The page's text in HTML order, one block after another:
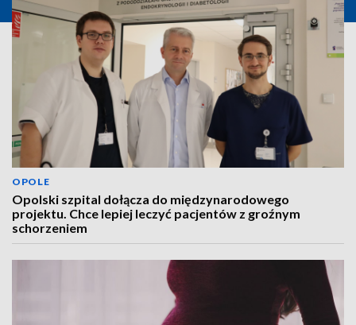
OPOLE
Opolski szpital dołącza do międzynarodowego
projektu. Chce lepiej leczyć pacjentów z groźnym
schorzeniem